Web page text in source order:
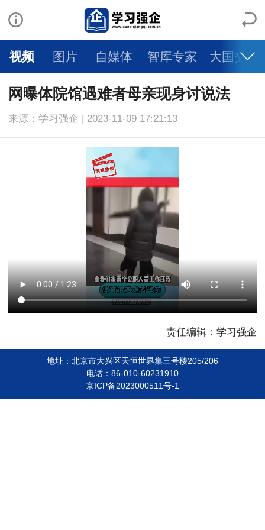
视频 图片 自媒体 智库专家 大国交通
网曝体院馆遇难者母亲现身讨说法
来源：学习强企 | 2023-11-09 17:21:13
责任编辑：学习强企
地址：北京市大兴区天恒世界集三号楼205/206
电话：86-010-60231910
京ICP备2023000511号-1